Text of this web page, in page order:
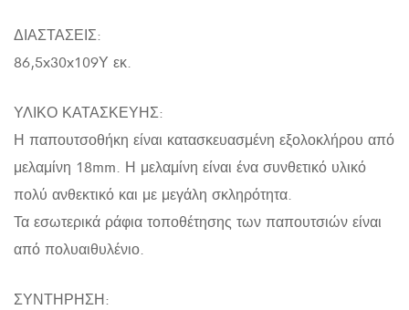
ΔΙΑΣΤΑΣΕΙΣ:
86,5x30x109Υ εκ.
ΥΛΙΚΟ ΚΑΤΑΣΚΕΥΗΣ:
Η παπουτσοθήκη είναι κατασκευασμένη εξολοκλήρου από
μελαμίνη 18mm. Η μελαμίνη είναι ένα συνθετικό υλικό
πολύ ανθεκτικό και με μεγάλη σκληρότητα.
Τα εσωτερικά ράφια τοποθέτησης των παπουτσιών είναι
από πολυαιθυλένιο.
ΣΥΝΤΗΡΗΣΗ: